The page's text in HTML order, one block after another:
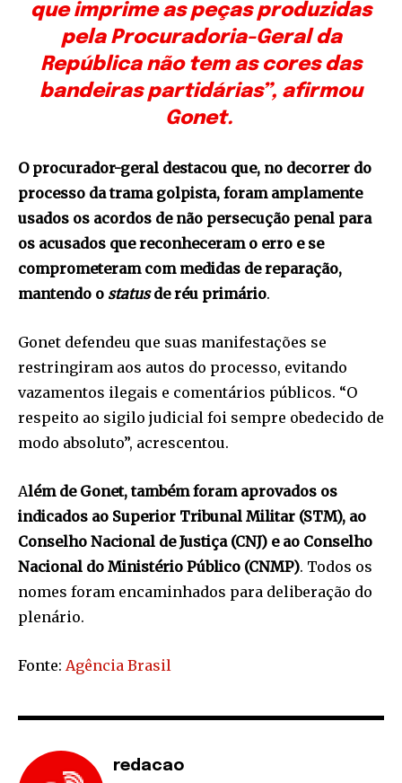
que imprime as peças produzidas
pela Procuradoria-Geral da
República não tem as cores das
bandeiras partidárias”, afirmou
Gonet.
O procurador-geral destacou que, no decorrer do
processo da trama golpista, foram amplamente
usados os acordos de não persecução penal para
os acusados que reconheceram o erro e se
comprometeram com medidas de reparação,
mantendo o statusde réu primário.
Gonet defendeu que suas manifestações se
restringiram aos autos do processo, evitando
vazamentos ilegais e comentários públicos. “O
respeito ao sigilo judicial foi sempre obedecido de
modo absoluto”, acrescentou.
Além de Gonet, também foram aprovados os
indicados ao Superior Tribunal Militar (STM), ao
Conselho Nacional de Justiça (CNJ) e ao Conselho
Nacional do Ministério Público (CNMP). Todos os
nomes foram encaminhados para deliberação do
plenário.
Fonte: Agência Brasil
redacao